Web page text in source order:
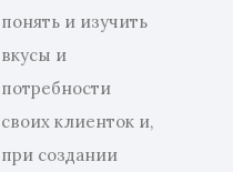
понять и изучить
вкусы и
потребности
своих клиенток и,
при создании